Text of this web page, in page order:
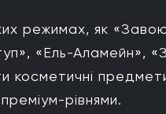
режимах, як
«Ель-Аламейн»,
рівнями.